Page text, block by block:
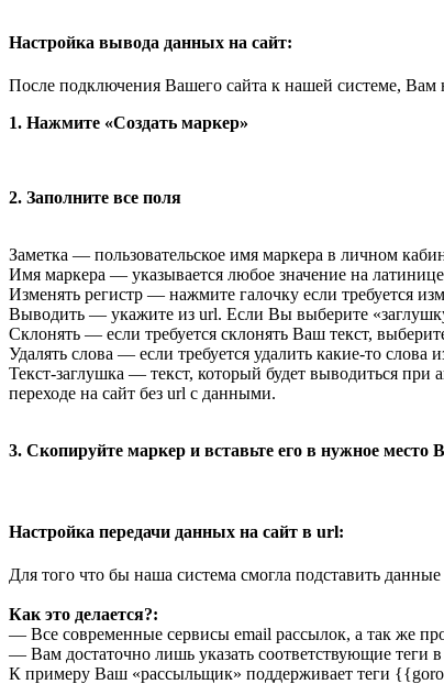
Настройка вывода данных на сайт:
После подключения Вашего сайта к нашей системе, Вам
1. Нажмите «Создать маркер»
2. Заполните все поля
Заметка — пользовательское имя маркера в личном
Имя маркера — указывается любое значение на
Изменять регистр — нажмите галочку если требуется
Выводить — укажите из url. Если Вы выберите
Склонять — если требуется склонять Ваш текст,
Удалять слова — если требуется удалить какие-то
Текст-заглушка — текст, который будет выводиться
переходе на сайт без url с данными.
3. Скопируйте маркер и вставьте его в нужное место
Настройка передачи данных на сайт в url:
Для того что бы наша система смогла подставить
Как это делается?:
— Все современные сервисы email рассылок, а так же
— Вам достаточно лишь указать соответствующие теги
К примеру Ваш «рассыльщик» поддерживает теги